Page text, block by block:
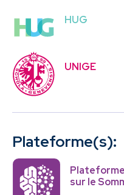
HUG
UNIGE
Plateforme(s):
sur le